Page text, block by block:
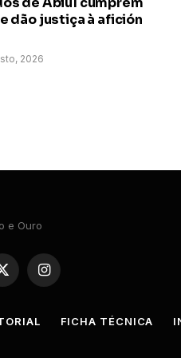
dão justiça à afición
2026
X
(Twitter)
Instagram
FICHA TÉCNICA